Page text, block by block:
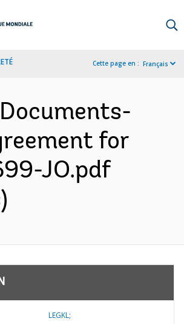
Cette page en : Français
for
JO.pdf
LEGKL;